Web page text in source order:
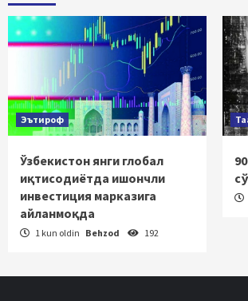
Эътироф
Ўзбекистон янги глобал
иқтисодиётда ишончли
инвестиция марказига
айланмоқда
1 kun oldin Behzod 192